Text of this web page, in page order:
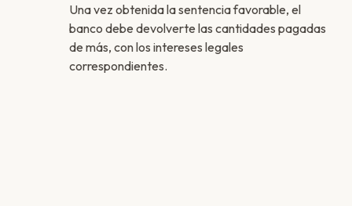
Una vez obtenida la sentencia favorable, el
banco debe devolverte las cantidades pagadas
de más, con los intereses legales
correspondientes.